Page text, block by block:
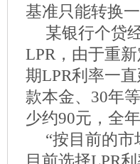
基准只能转换
某银行个贷
LPR，由于重
期LPR利率一
款本金、30年
少约90元，全
“按目前的